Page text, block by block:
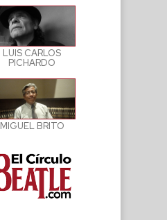
LUIS CARLOS
PICHARDO
MIGUEL BRITO